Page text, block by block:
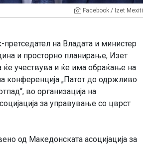
Facebook / Izet Mexiti
на Владата и министер
и просторно планирање, Изет
учествува и ќе има обраќање на
конференција „Патот до одржливо
во организација на
за управување со цврст
од Македонската асоцијација за